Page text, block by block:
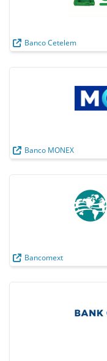
Banco Cetelem
Banco MONEX
Bancomext